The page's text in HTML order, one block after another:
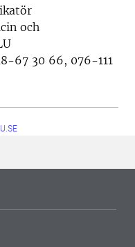
och
67 30 66, 076-111